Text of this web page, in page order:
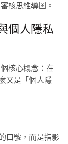
核思維導圖。
個人隱私
核心概念：在
又是「個人隱
口號，而是指影